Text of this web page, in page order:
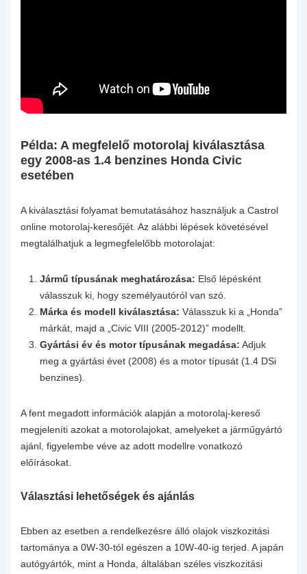
Példa: A megfelelő motorolaj kiválasztása
egy 2008-as 1.4 benzines Honda Civic
esetében
A kiválasztási folyamat bemutatásához használjuk a Castrol
online motorolaj-keresőjét. Az alábbi lépések követésével
megtalálhatjuk a legmegfelelőbb motorolajat:
Jármű típusának meghatározása: Első lépésként
válasszuk ki, hogy személyautóról van szó.
Márka és modell kiválasztása: Válasszuk ki a „Honda”
márkát, majd a „Civic VIII (2005-2012)” modellt.
Gyártási év és motor típusának megadása: Adjuk
meg a gyártási évet (2008) és a motor típusát (1.4 DSi
benzines).
A fent megadott információk alapján a motorolaj-kereső
megjeleníti azokat a motorolajokat, amelyeket a járműgyártó
ajánl, figyelembe véve az adott modellre vonatkozó
előírásokat.
Választási lehetőségek és ajánlás
Ebben az esetben a rendelkezésre álló olajok viszkozitási
tartománya a 0W-30-tól egészen a 10W-40-ig terjed. A japán
autógyártók, mint a Honda, általában széles viszkozitási